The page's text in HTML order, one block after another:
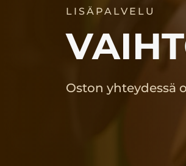
LISÄPALVELU
Oston yhteydessä